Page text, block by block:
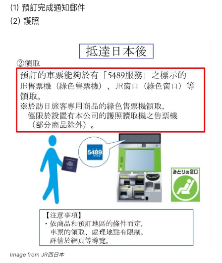
(1) 預訂完成通知郵件
(2) 護照
Image from JR西日本